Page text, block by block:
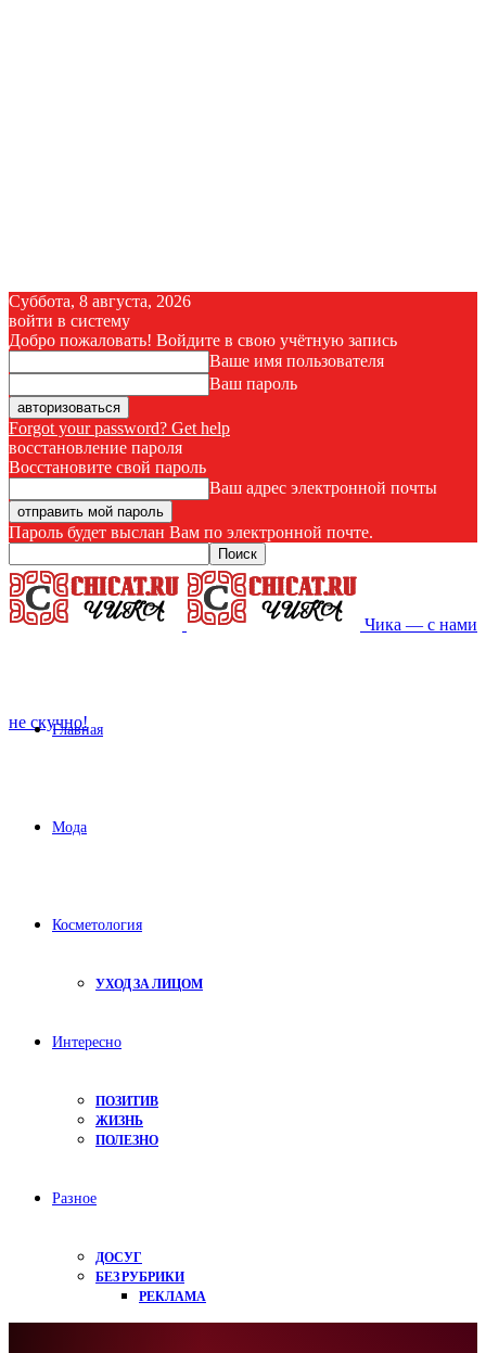
Суббота, 8 августа, 2026
войти в систему
Добро пожаловать! Войдите в свою учётную запись
Ваше имя пользователя
Ваш пароль
Forgot your password? Get help
восстановление пароля
Восстановите свой пароль
Ваш адрес электронной почты
Пароль будет выслан Вам по электронной почте.
Чика — с нами
не скучно!
Главная
Мода
Косметология
УХОД ЗА ЛИЦОМ
Интересно
ПОЗИТИВ
ЖИЗНЬ
ПОЛЕЗНО
Разное
ДОСУГ
БЕЗ РУБРИКИ
РЕКЛАМА